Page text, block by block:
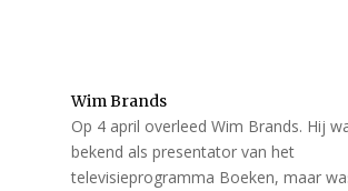
Wim Brands
Op 4 april overleed Wim Brands. Hij
bekend als presentator van het
televisieprogramma Boeken, maar